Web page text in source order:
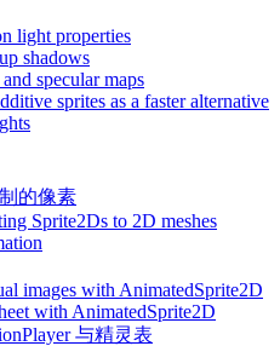
light properties
shadows
specular maps
sprites as a faster alternative
的像素
Sprite2Ds to 2D meshes
images with AnimatedSprite2D
with AnimatedSprite2D
与精灵表